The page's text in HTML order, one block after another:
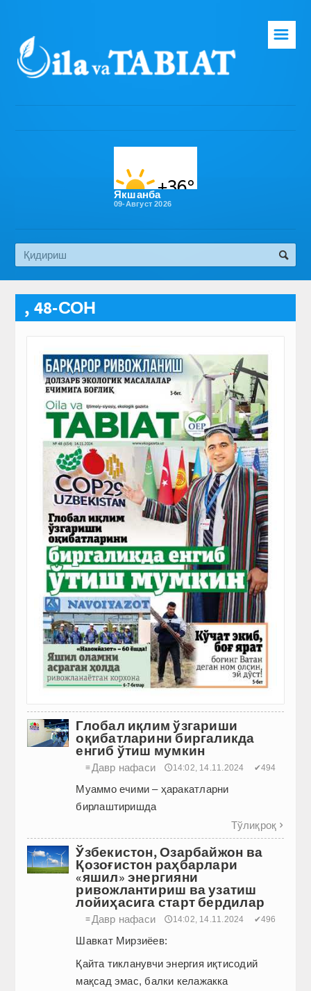
Бош саҳифа
Эко медиа
☰
Якшанба
09-Август 2026
, 48-СОН
Глобал иқлим ўзгариши
оқибатларини биргаликда
енгиб ўтиш мумкин
≡ Давр нафаси 🕔14:02, 14.11.2024 ✔494
Муаммо ечими – ҳаракатларни
бирлаштиришда
Тўлиқроқ 
Ўзбекистон, Озарбайжон ва
Қозоғистон раҳбарлари
«яшил» энергияни
ривожлантириш ва узатиш
лойиҳасига старт бердилар
≡ Давр нафаси 🕔14:02, 14.11.2024 ✔496
Шавкат Мирзиёев:
Қайта тикланувчи энергия иқтисодий
мақсад эмас, балки келажакка